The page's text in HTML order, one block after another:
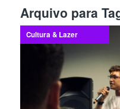
Arquivo para
Cultura & Lazer